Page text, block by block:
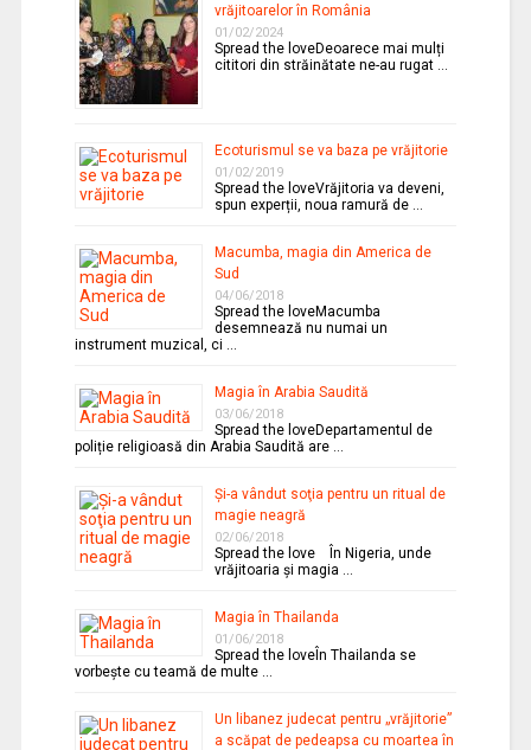
vrăjitoarelor în România
01/02/2024
Spread the loveDeoarece mai mulți
cititori din străinătate ne-au rugat …
Ecoturismul se va baza pe vrăjitorie
01/02/2019
Spread the loveVrăjitoria va deveni,
spun experții, noua ramură de …
Macumba, magia din America de
Sud
04/06/2018
Spread the loveMacumba
desemnează nu numai un
instrument muzical, ci …
Magia în Arabia Saudită
03/06/2018
Spread the loveDepartamentul de
poliție religioasă din Arabia Saudită are …
Şi-a vândut soţia pentru un ritual de
magie neagră
02/06/2018
Spread the love În Nigeria, unde
vrăjitoaria şi magia …
Magia în Thailanda
01/06/2018
Spread the loveÎn Thailanda se
vorbeşte cu teamă de multe …
Un libanez judecat pentru „vrăjitorie”
a scăpat de pedeapsa cu moartea în